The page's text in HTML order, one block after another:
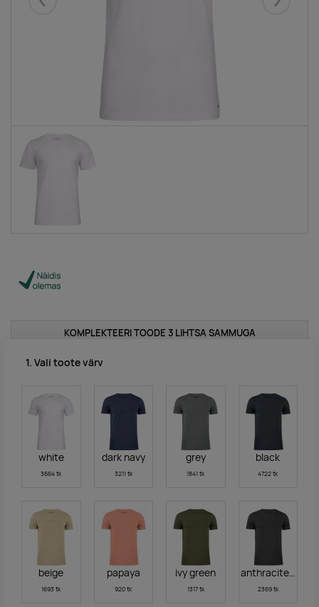
Eelmised
KOMPLEKTEERI TOODE 3 LIHTSA SAMMUGA
1. Vali toote värv
white
3664 tk
dark navy
3211 tk
grey
1841 tk
black
4722 tk
beige
1693 tk
papaya
920 tk
ivy green
1317 tk
anthracite-
2369 tk